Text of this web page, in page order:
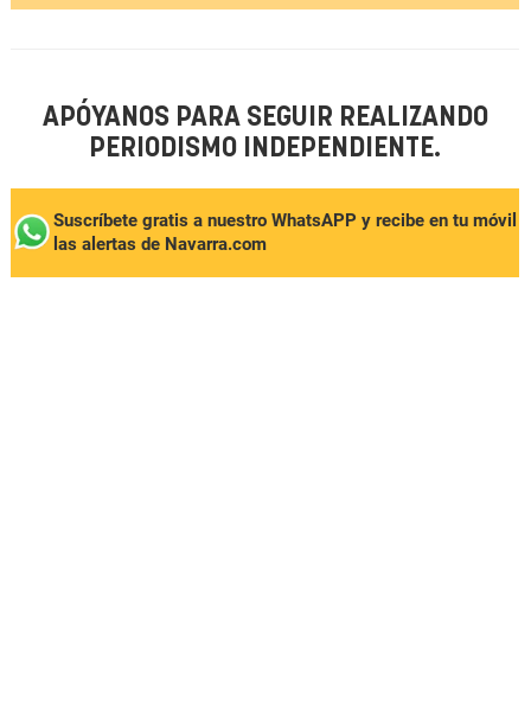
APÓYANOS PARA SEGUIR REALIZANDO
PERIODISMO INDEPENDIENTE.
Suscríbete gratis a nuestro WhatsAPP y recibe en tu móvil
las alertas de Navarra.com